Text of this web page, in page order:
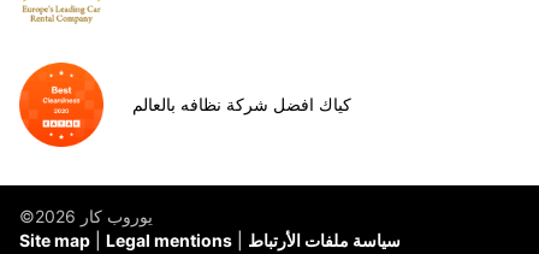
كياك افضل شركة نظافه بالعالم
©يوروب كار 2026
Site map
Legal mentions سياسة ملفات الأرتباط